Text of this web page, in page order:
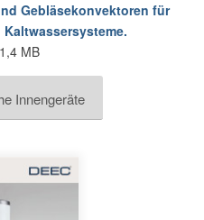
Gebläsekonvektoren für
MB
Innengeräte